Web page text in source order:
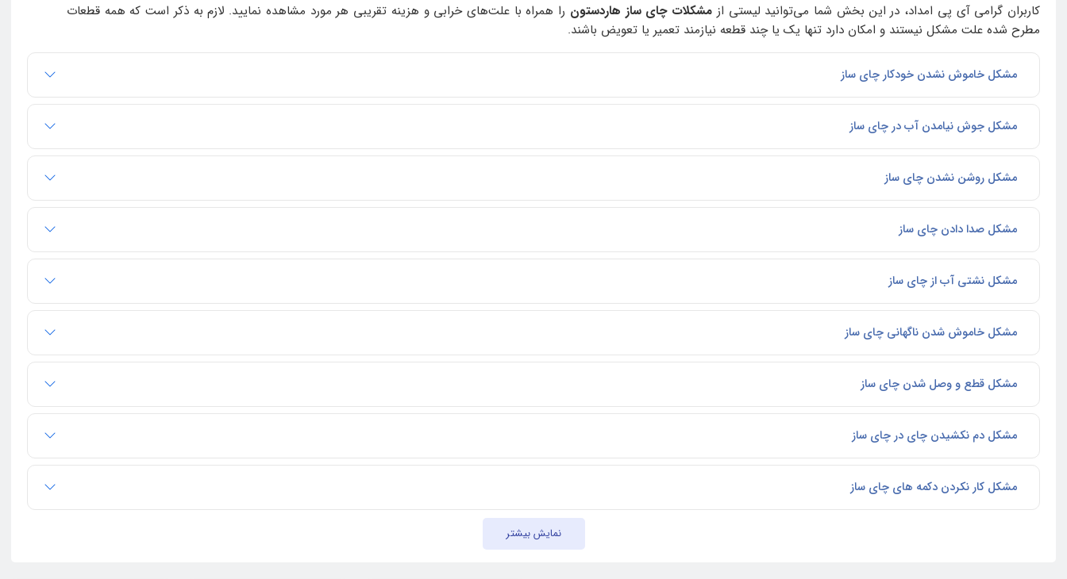
کاربران گرامی آی‌ پی امداد، در این بخش شما می‌توانید لیستی از مشکلات چای ساز هاردستون را همراه با علت‌های خرابی و هزینه تقریبی هر مورد مشاهده نمایید. لازم به ذکر است که همه قطعات
مطرح شده علت مشکل نیستند و امکان دارد تنها یک یا چند قطعه نیازمند تعمیر یا تعویض باشند.
مشکل خاموش نشدن خودکار چای ساز
مشکل جوش نیامدن آب در چای ساز
مشکل روشن نشدن چای ساز
مشکل صدا دادن چای ساز
مشکل نشتی آب از چای ساز
مشکل خاموش شدن ناگهانی چای ساز
مشکل قطع و وصل شدن چای ساز
مشکل دم نکشیدن چای در چای ساز
مشکل کار نکردن دکمه های چای ساز
نمایش بیشتر